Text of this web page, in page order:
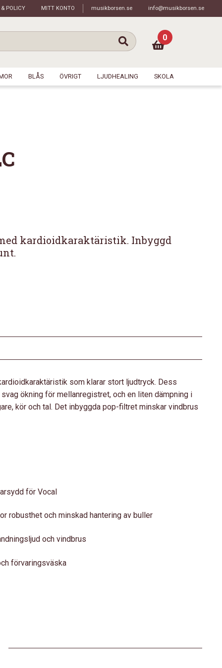
& POLICY MITT KONTO musikborsen.se info@musikborsen.se
0
BLÅS ÖVRIGT LJUDHEALING SKOLA
kardioidkaraktäristik. Inbyggd
som klarar stort ljudtryck. Dess
ökning för mellanregistret, och en liten dämpning i
kör och tal. Det inbyggda pop-filtret minskar vindbrus
för Vocal
robusthet och minskad hantering av buller
och vindbrus
förvaringsväska